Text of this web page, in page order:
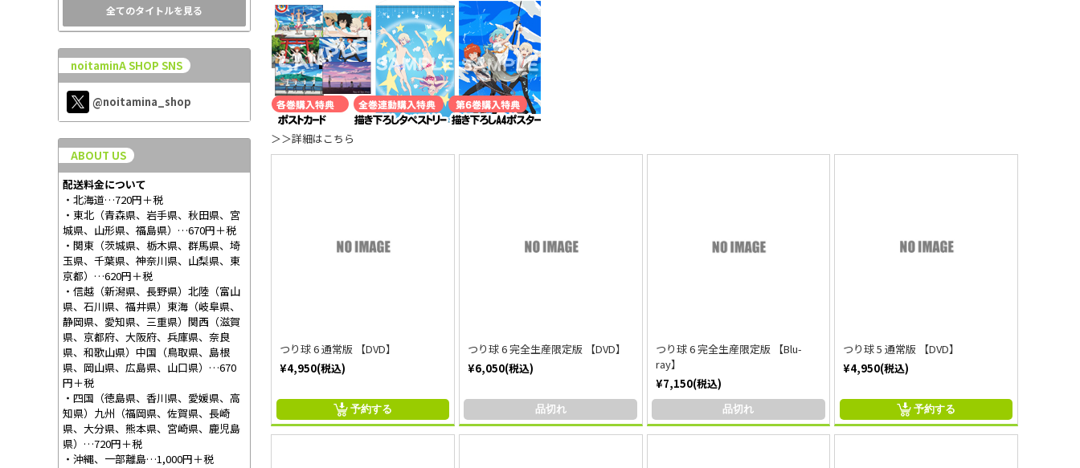
全てのタイトルを見る
noitaminA SHOP SNS
@noitamina_shop
ABOUT US
配送料金について
・北海道…720円＋税
・東北（青森県、岩手県、秋田県、宮
城県、山形県、福島県）…670円＋税
・関東（茨城県、栃木県、群馬県、埼
玉県、千葉県、神奈川県、山梨県、東
京都）…620円＋税
・信越（新潟県、長野県）北陸（富山
県、石川県、福井県）東海（岐阜県、
静岡県、愛知県、三重県）関西（滋賀
県、京都府、大阪府、兵庫県、奈良
県、和歌山県）中国（鳥取県、島根
県、岡山県、広島県、山口県）…670
円＋税
・四国（徳島県、香川県、愛媛県、高
知県）九州（福岡県、佐賀県、長崎
県、大分県、熊本県、宮崎県、鹿児島
県）…720円＋税
・沖縄、一部離島…1,000円＋税
＞＞詳細はこちら
つり球 6 通常版 【DVD】
¥4,950(税込)
予約する
つり球 6 完全生産限定版 【DVD】
¥6,050(税込)
品切れ
つり球 6 完全生産限定版 【Blu-
ray】
¥7,150(税込)
品切れ
つり球 5 通常版 【DVD】
¥4,950(税込)
予約する